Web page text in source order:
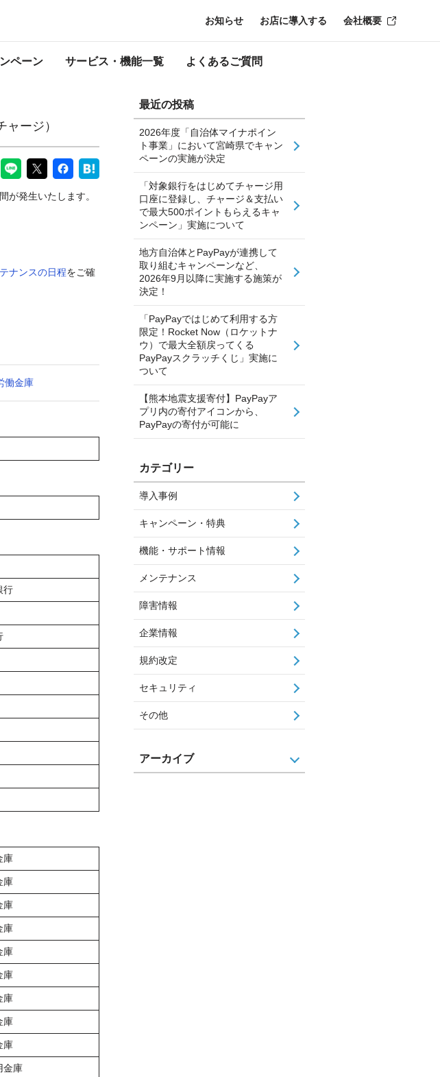
ペーン サービス・機能一覧 よくあるご質問
お知らせ お店に導入する 会社概要
知らせ
ージ）
が発生いたします。
ナンスの日程をご確
働金庫
行
庫
庫
庫
庫
庫
庫
庫
庫
庫
金庫
最近の投稿
2026年度「自治体マイナポイン
ト事業」において宮崎県でキャン
ペーンの実施が決定
「対象銀行をはじめてチャージ用
口座に登録し、チャージ＆支払い
で最大500ポイントもらえるキャ
ンペーン」実施について
地方自治体とPayPayが連携して
取り組むキャンペーンなど、
2026年9月以降に実施する施策が
決定！
「PayPayではじめて利用する方
限定！Rocket Now（ロケットナ
ウ）で最大全額戻ってくる
PayPayスクラッチくじ」実施に
ついて
【熊本地震支援寄付】PayPayア
プリ内の寄付アイコンから、
PayPayの寄付が可能に
カテゴリー
導入事例
キャンペーン・特典
機能・サポート情報
メンテナンス
障害情報
企業情報
規約改定
セキュリティ
その他
アーカイブ